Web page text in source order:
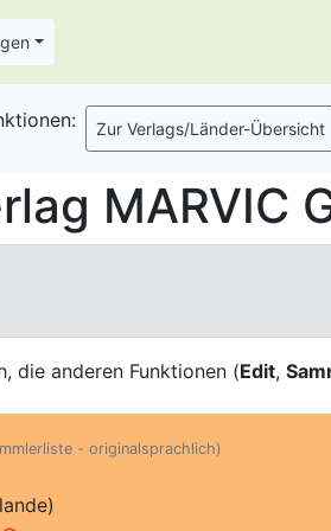
MARVIC
die anderen Funktionen (Edit,
- originalsprachlich)